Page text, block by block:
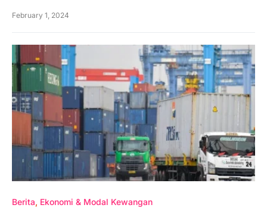
February 1, 2024
Berita Ekonomi & Modal Kewangan